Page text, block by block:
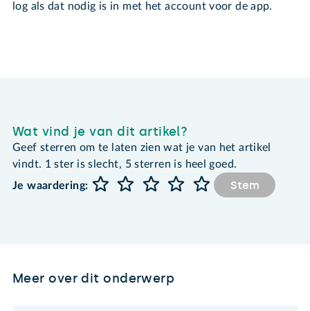
log als dat nodig is in met het account voor de app.
Wat vind je van dit artikel?
Geef sterren om te laten zien wat je van het artikel
vindt. 1 ster is slecht, 5 sterren is heel goed.
Je waardering:
Stem
Meer over dit onderwerp